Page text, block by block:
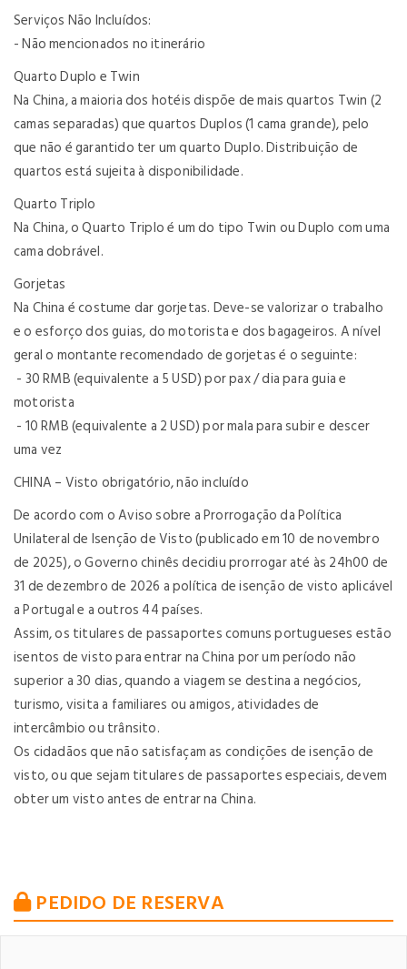
Serviços Não Incluídos:
- Não mencionados no itinerário
Quarto Duplo e Twin
Na China, a maioria dos hotéis dispõe de mais quartos Twin (2
camas separadas) que quartos Duplos (1 cama grande), pelo
que não é garantido ter um quarto Duplo. Distribuição de
quartos está sujeita à disponibilidade.
Quarto Triplo
Na China, o Quarto Triplo é um do tipo Twin ou Duplo com uma
cama dobrável.
Gorjetas
Na China é costume dar gorjetas. Deve-se valorizar o trabalho
e o esforço dos guias, do motorista e dos bagageiros. A nível
geral o montante recomendado de gorjetas é o seguinte:
- 30 RMB (equivalente a 5 USD) por pax / dia para guia e
motorista
- 10 RMB (equivalente a 2 USD) por mala para subir e descer
uma vez
CHINA – Visto obrigatório, não incluído
De acordo com o Aviso sobre a Prorrogação da Política
Unilateral de Isenção de Visto (publicado em 10 de novembro
de 2025), o Governo chinês decidiu prorrogar até às 24h00 de
31 de dezembro de 2026 a política de isenção de visto aplicável
a Portugal e a outros 44 países.
Assim, os titulares de passaportes comuns portugueses estão
isentos de visto para entrar na China por um período não
superior a 30 dias, quando a viagem se destina a negócios,
turismo, visita a familiares ou amigos, atividades de
intercâmbio ou trânsito.
Os cidadãos que não satisfaçam as condições de isenção de
visto, ou que sejam titulares de passaportes especiais, devem
obter um visto antes de entrar na China.
PEDIDO DE RESERVA